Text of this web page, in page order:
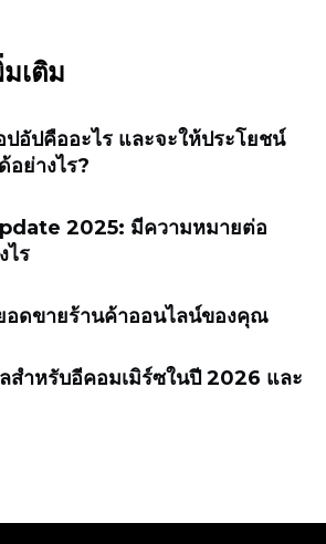
เติม
อัปคืออะไร และจะให้ประโยชน์
ย่างไร?
2025: มีความหมายต่อ
ไร
อดขายร้านค้าออนไลน์ของคุณ
สำหรับอีคอมเมิร์ซในปี 2026 และ